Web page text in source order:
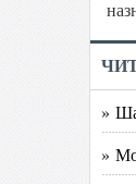
»
»